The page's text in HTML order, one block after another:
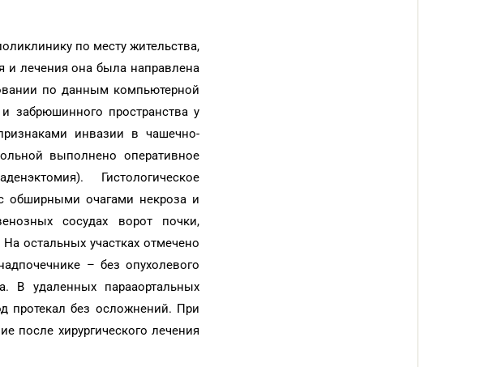
по месту жительства,
и лечения она была направлена
по данным компьютерной
забрюшинного пространства у
инвазии в чашечно-
выполнено оперативное
Гистологическое
обширными очагами некроза и
сосудах ворот почки,
остальных участках отмечено
– без опухолевого
В удаленных парааортальных
протекал без осложнений. При
после хирургического лечения